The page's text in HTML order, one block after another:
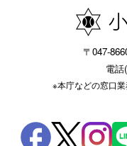
〒047-
電話
※本庁などの窓口業